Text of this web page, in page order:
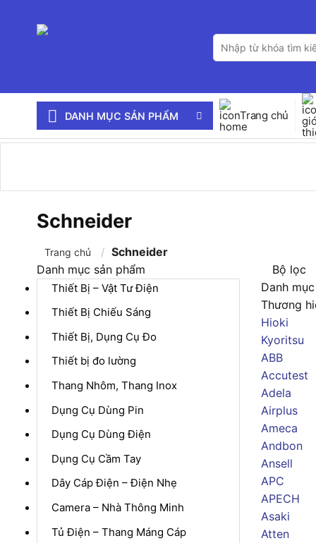
Tìm
kiếm:
DANH MỤC SẢN PHẨM Trang chủ
Schneider
Trang chủ / Schneider
Danh mục sản phẩm
Thiết Bị – Vật Tư Điện
Thiết Bị Chiếu Sáng
Thiết Bị, Dụng Cụ Đo
Thiết bị đo lường
Thang Nhôm, Thang Inox
Dụng Cụ Dùng Pin
Dụng Cụ Dùng Điện
Dụng Cụ Cầm Tay
Dây Cáp Điện – Điện Nhẹ
Camera – Nhà Thông Minh
Tủ Điện – Thang Máng Cáp
Bộ lọc
Danh mục
Thương
Hioki
Kyoritsu
ABB
Accutest
Adela
Airplus
Ameca
Andbon
Ansell
APC
APECH
Asaki
Atten